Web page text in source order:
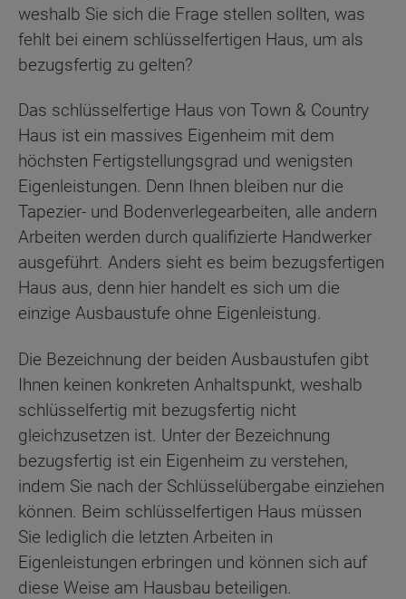
weshalb Sie sich die Frage stellen sollten, was
fehlt bei einem schlüsselfertigen Haus, um als
bezugsfertig zu gelten?
Das schlüsselfertige Haus von Town & Country
Haus ist ein massives Eigenheim mit dem
höchsten Fertigstellungsgrad und wenigsten
Eigenleistungen. Denn Ihnen bleiben nur die
Tapezier- und Bodenverlegearbeiten, alle andern
Arbeiten werden durch qualifizierte Handwerker
ausgeführt. Anders sieht es beim bezugsfertigen
Haus aus, denn hier handelt es sich um die
einzige Ausbaustufe ohne Eigenleistung.
Die Bezeichnung der beiden Ausbaustufen gibt
Ihnen keinen konkreten Anhaltspunkt, weshalb
schlüsselfertig mit bezugsfertig nicht
gleichzusetzen ist. Unter der Bezeichnung
bezugsfertig ist ein Eigenheim zu verstehen,
indem Sie nach der Schlüsselübergabe einziehen
können. Beim schlüsselfertigen Haus müssen
Sie lediglich die letzten Arbeiten in
Eigenleistungen erbringen und können sich auf
diese Weise am Hausbau beteiligen.